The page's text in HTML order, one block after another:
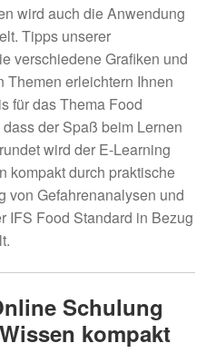
wird auch die Anwendung
Tipps unserer
verschiedene Grafiken und
Themen erleichtern Ihnen
für das Thema Food
der Spaß beim Lernen
wird der E-Learning
kompakt durch praktische
von Gefahrenanalysen und
IFS Food Standard in Bezug
Schulung
kompakt